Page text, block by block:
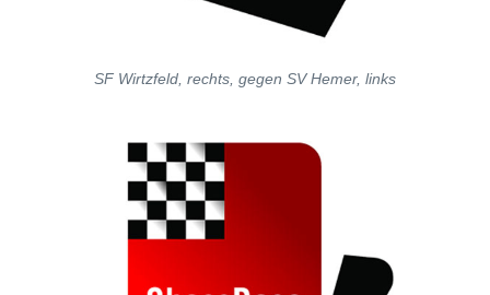
SF Wirtzfeld, rechts, gegen SV Hemer, links